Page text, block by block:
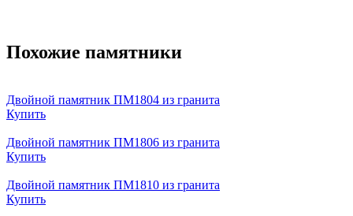
Похожие памятники
Двойной памятник ПМ1804 из гранита
Купить
Двойной памятник ПМ1806 из гранита
Купить
Двойной памятник ПМ1810 из гранита
Купить